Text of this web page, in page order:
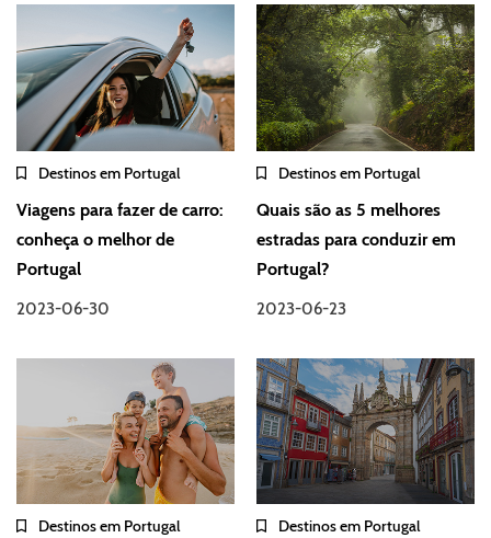
Destinos em Portugal
Viagens para fazer de carro:
conheça o melhor de
Portugal
2023-06-30
Destinos em Portugal
Quais são as 5 melhores
estradas para conduzir em
Portugal?
2023-06-23
Destinos em Portugal Destinos em Portugal